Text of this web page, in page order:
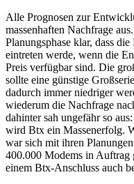
Alle Prognosen zur
massenhaften Nachfrage
Planungsphase klar, dass
eintreten werde, wenn die
Preis verfügbar sind. Die
sollte eine günstige
dadurch immer niedriger
wiederum die Nachfrage
dahinter sah ungefähr so
wird Btx ein Massenerfolg.
war sich mit ihren Planungen
400.000 Modems in Auftrag
einem Btx-Anschluss auch